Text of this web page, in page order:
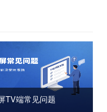
TV端常见问题